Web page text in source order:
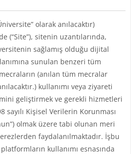
olarak anılacaktır)
(“Site”), sitenin uzantılarında,
sağlamış olduğu dijital
sunulan benzeri tüm
(anılan tüm mecralar
kullanımı veya ziyareti
geliştirmek ve gerekli hizmetleri
Kişisel Verilerin Korunması
olmak üzere tabi olunan meri
faydalanılmaktadır. İşbu
kullanımı esnasında